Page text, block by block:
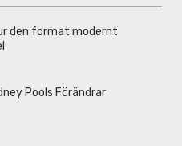
den format modernt
Pools Förändrar